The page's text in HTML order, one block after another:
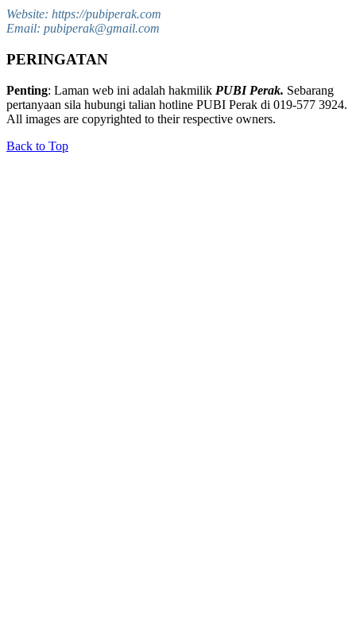
Website: https://pubiperak.com
Email: pubiperak@gmail.com
PERINGATAN
Penting: Laman web ini adalah hakmilik PUBI Perak. Sebarang
pertanyaan sila hubungi talian hotline PUBI Perak di 019-577 3924.
All images are copyrighted to their respective owners.
Back to Top